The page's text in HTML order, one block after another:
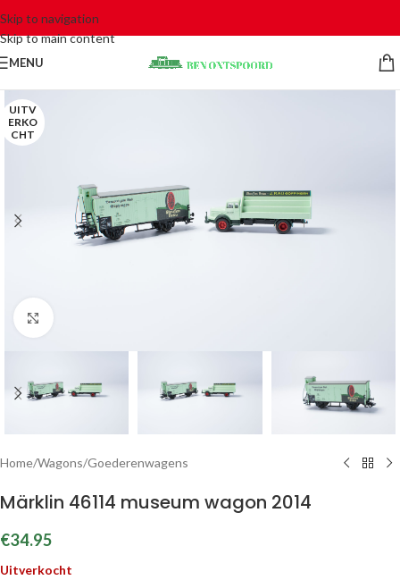
Skip to navigation
Skip to main content
MENU
UITV
ERKO
CHT
Home/Wagons/Goederenwagens
Märklin 46114 museum wagon 2014
€34.95
Uitverkocht